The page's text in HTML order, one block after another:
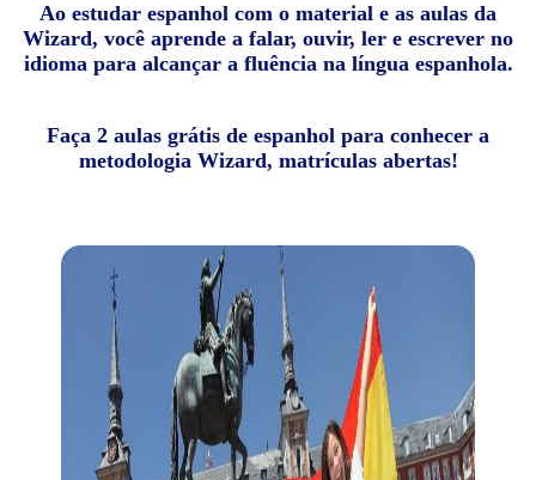
Ao estudar espanhol com o material e as aulas da
Wizard, você aprende a falar, ouvir, ler e escrever no
idioma para alcançar a fluência na língua espanhola.
Faça 2 aulas grátis de espanhol para conhecer a
metodologia Wizard, matrículas abertas!